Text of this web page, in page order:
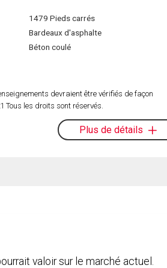
1479 Pieds carrés
Bardeaux d'asphalte
Béton coulé
devraient être vérifiés de façon
Tous les droits sont réservés.
Plus de détails
valoir sur le marché actuel.